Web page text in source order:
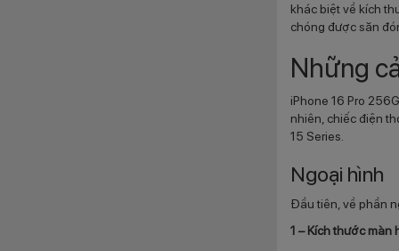
khác biệt về kích
chóng được săn
Những
iPhone 16 Pro
nhiên, chiếc điện
15 Series.
Ngoại hình
Đầu tiên, về phần
1 – Kích thước